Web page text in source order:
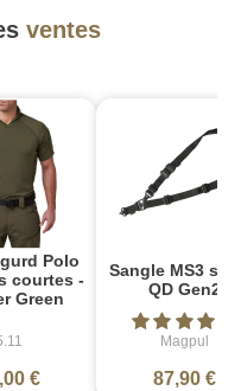
ventes
Polo
courtes -
Green
€
Sangle MS3
QD Gen2
Magpul
87,90 €